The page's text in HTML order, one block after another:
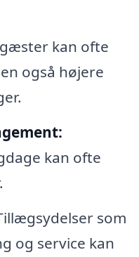
kan ofte
også højere
kan ofte
som
og service kan